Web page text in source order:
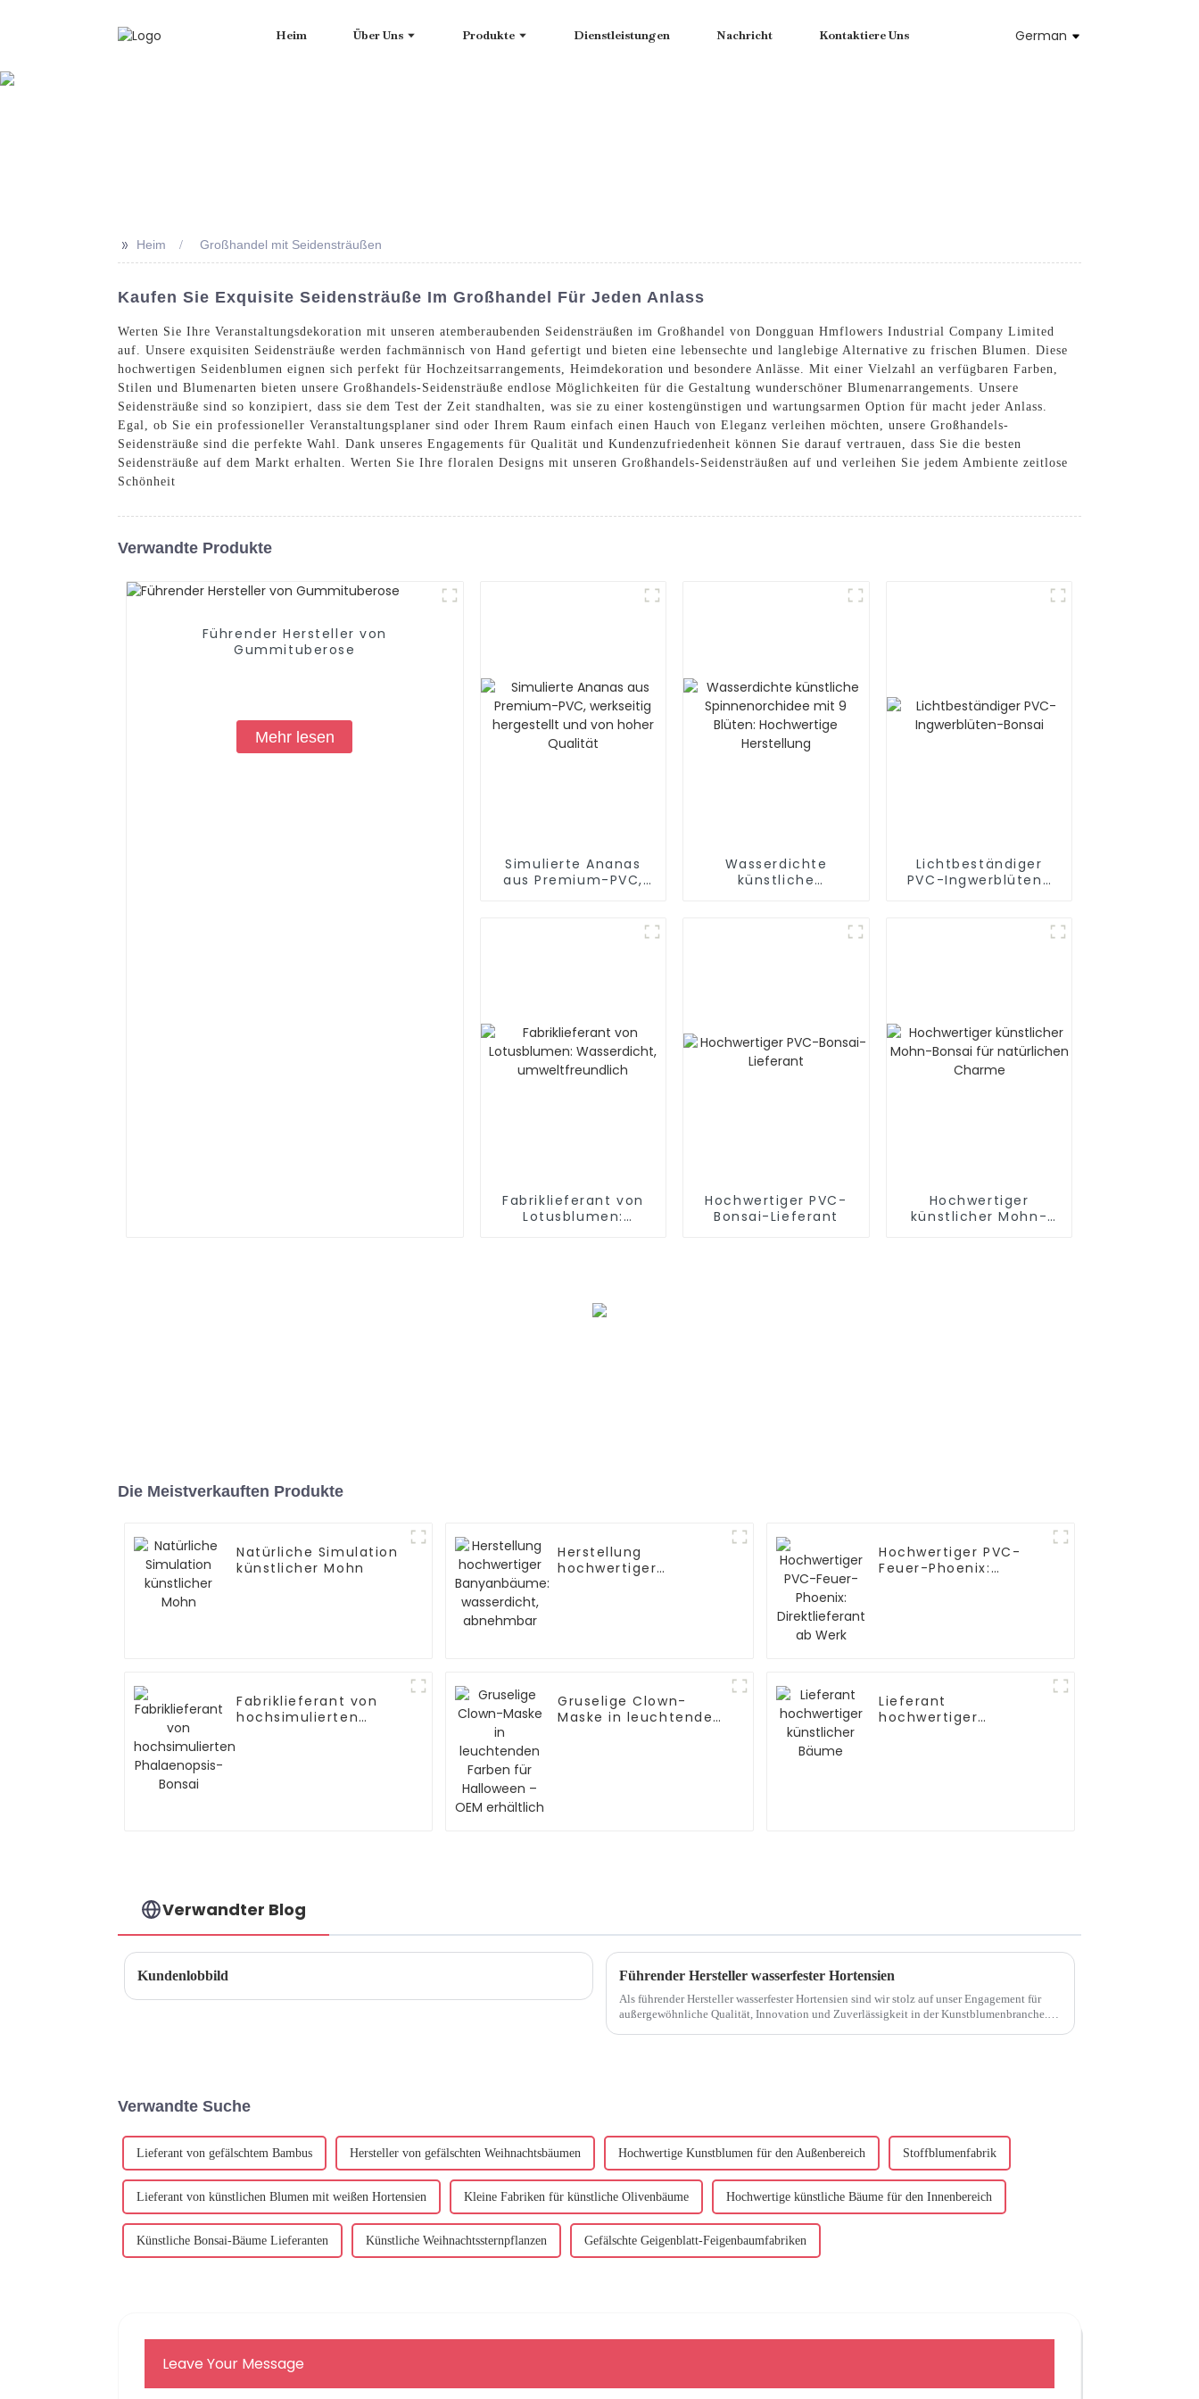
Heim Über Uns Produkte Dienstleistungen Nachricht Kontaktiere Uns German
>> Heim Großhandel mit Seidensträußen
Kaufen Sie Exquisite Seidensträuße Im Großhandel Für Jeden Anlass
Werten Sie Ihre Veranstaltungsdekoration mit unseren atemberaubenden Seidensträußen im Großhandel von Dongguan Hmflowers Industrial Company Limited
auf. Unsere exquisiten Seidensträuße werden fachmännisch von Hand gefertigt und bieten eine lebensechte und langlebige Alternative zu frischen Blumen. Diese
hochwertigen Seidenblumen eignen sich perfekt für Hochzeitsarrangements, Heimdekoration und besondere Anlässe. Mit einer Vielzahl an verfügbaren Farben,
Stilen und Blumenarten bieten unsere Großhandels-Seidensträuße endlose Möglichkeiten für die Gestaltung wunderschöner Blumenarrangements. Unsere
Seidensträuße sind so konzipiert, dass sie dem Test der Zeit standhalten, was sie zu einer kostengünstigen und wartungsarmen Option für macht jeder Anlass.
Egal, ob Sie ein professioneller Veranstaltungsplaner sind oder Ihrem Raum einfach einen Hauch von Eleganz verleihen möchten, unsere Großhandels-
Seidensträuße sind die perfekte Wahl. Dank unseres Engagements für Qualität und Kundenzufriedenheit können Sie darauf vertrauen, dass Sie die besten
Seidensträuße auf dem Markt erhalten. Werten Sie Ihre floralen Designs mit unseren Großhandels-Seidensträußen auf und verleihen Sie jedem Ambiente zeitlose
Schönheit
Verwandte Produkte
Führender Hersteller von
Gummituberose
Mehr lesen
Simulierte Ananas
aus Premium-PVC,
Wasserdichte
künstliche
Lichtbeständiger
PVC-Ingwerblüten-
Fabriklieferant von
Lotusblumen:
Hochwertiger PVC-
Bonsai-Lieferant
Hochwertiger
künstlicher Mohn-
Die Meistverkauften Produkte
Natürliche Simulation
künstlicher Mohn
Herstellung
hochwertiger
Hochwertiger PVC-
Feuer-Phoenix:
Fabriklieferant von
hochsimulierten
Gruselige Clown-
Maske in leuchtenden
Lieferant
hochwertiger
Verwandter Blog
Kundenlobbild Führender Hersteller wasserfester Hortensien
Als führender Hersteller wasserfester Hortensien sind wir stolz auf unser Engagement für
außergewöhnliche Qualität, Innovation und Zuverlässigkeit in der Kunstblumenbranche.
Verwandte Suche
Lieferant von gefälschtem Bambus Hersteller von gefälschten Weihnachtsbäumen Hochwertige Kunstblumen für den Außenbereich Stoffblumenfabrik
Lieferant von künstlichen Blumen mit weißen Hortensien Kleine Fabriken für künstliche Olivenbäume Hochwertige künstliche Bäume für den Innenbereich
Künstliche Bonsai-Bäume Lieferanten Künstliche Weihnachtssternpflanzen Gefälschte Geigenblatt-Feigenbaumfabriken
Leave Your Message